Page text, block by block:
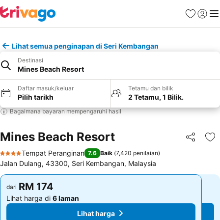
Kegemaran
Daftar
Lihat semua penginapan di Seri Kembangan
Destinasi
Mines Beach Resort
Daftar masuk/keluar
Pilih tarikh
Tetamu dan bilik
2 Tetamu, 1 Bilik.
Bagaimana bayaran mempengaruhi hasil
Mines Beach Resort Kongsi
4 Bintang
Tempat Peranginan 7.6 Baik (7,420 penilaian)
Jalan Dulang, 43300, Seri Kembangan, Malaysia
dari RM 174
Lihat harga di 6 laman
Lihat harga
dari RM 174
Lihat harga di 6 laman
Lihat harga